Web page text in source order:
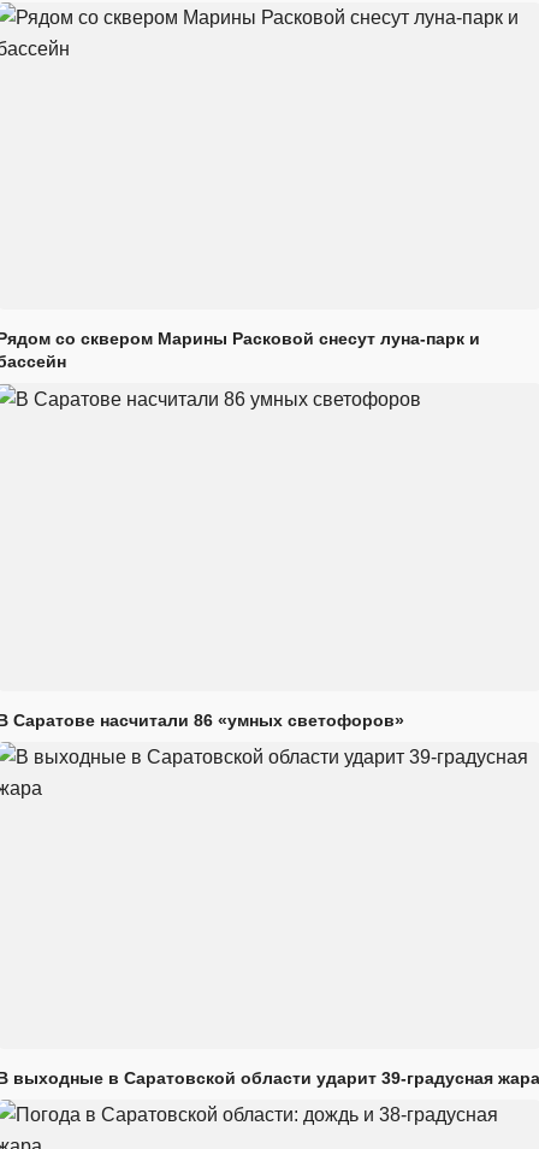
со сквером Марины Расковой снесут луна-парк и
Саратове насчитали 86 «умных светофоров»
выходные в Саратовской области ударит 39-градусная жара